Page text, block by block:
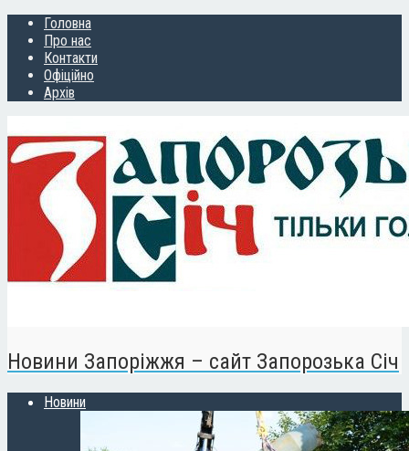
Головна
Про нас
Контакти
Офіційно
Архів
Новини Запоріжжя – сайт Запорозька Січ
Новини